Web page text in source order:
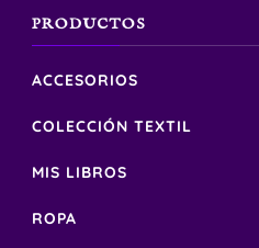
PRODUCTOS
ACCESORIOS
COLECCIÓN TEXTIL
MIS LIBROS
ROPA